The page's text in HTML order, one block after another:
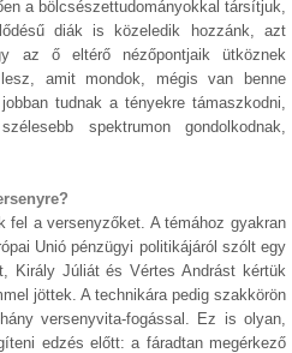
a bölcsészettudományokkal társítjuk,
diák is közeledik hozzánk, azt
az ő eltérő nézőpontjaik ütköznek
amit mondok, mégis van benne
tudnak a tényekre támaszkodni,
spektrumon gondolkodnak,
fel a versenyzőket. A témához gyakran
Unió pénzügyi politikájáról szólt egy
Király Júliát és Vértes Andrást kértük
jöttek. A technikára pedig szakkörön
versenyvita-fogással. Ez is olyan,
edzés előtt: a fáradtan megérkező